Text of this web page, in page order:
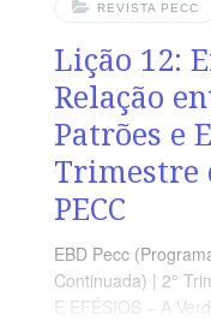
REVISTA PECC
Lição 12:
Relação
Patrões e
Trimestre
PECC
EBD Pecc
Continuada) | 2°
E EFÉSIOS – A